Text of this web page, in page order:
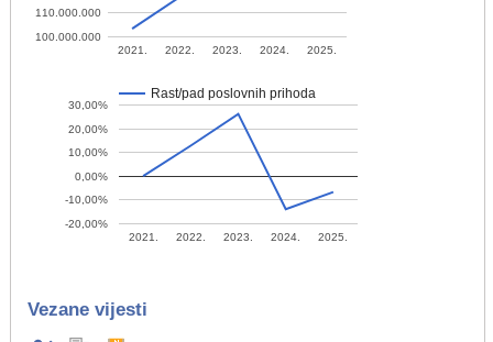
2021. 2022. 2023. 2024. 2025.
100.000.000
110.000.000
Rast/pad poslovnih prihoda
2021. 2022. 2023. 2024. 2025.
-20,00%
-10,00%
0,00%
10,00%
20,00%
30,00%
Vezane vijesti